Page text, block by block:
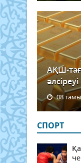
АҚШ-
08
СПОРТ